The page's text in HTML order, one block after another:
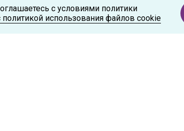
с условиями политики
политикой использования файлов cookie